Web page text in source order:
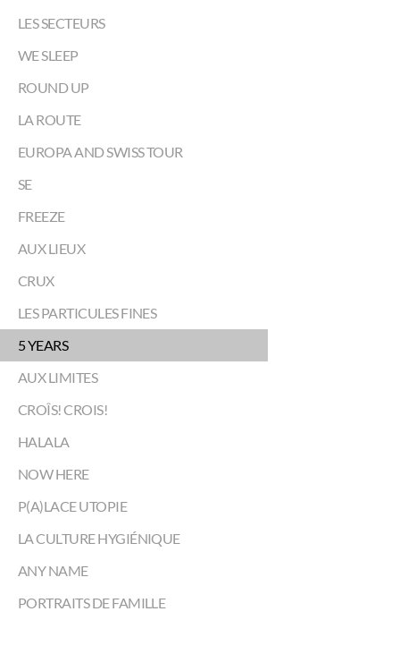
LES SECTEURS
WE SLEEP
ROUND UP
LA ROUTE
EUROPA AND SWISS TOUR
SE
FREEZE
AUX LIEUX
CRUX
LES PARTICULES FINES
5 YEARS
AUX LIMITES
CROÎS! CROIS!
HALALA
NOW HERE
P(A)LACE UTOPIE
LA CULTURE HYGIÉNIQUE
ANY NAME
PORTRAITS DE FAMILLE